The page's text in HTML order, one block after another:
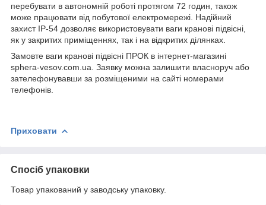
перебувати в автономній роботі протягом 72 годин, також
може працювати від побутової електромережі. Надійний
захист IP-54 дозволяє використовувати ваги кранові підвісні,
як у закритих приміщеннях, так і на відкритих ділянках.
Замовте ваги кранові підвісні ПРОК в інтернет-магазині
sphera-vesov.com.ua. Заявку можна залишити власноруч або
зателефонувавши за розміщеними на сайті номерами
телефонів.
Приховати
Спосіб упаковки
Товар упакований у заводську упаковку.